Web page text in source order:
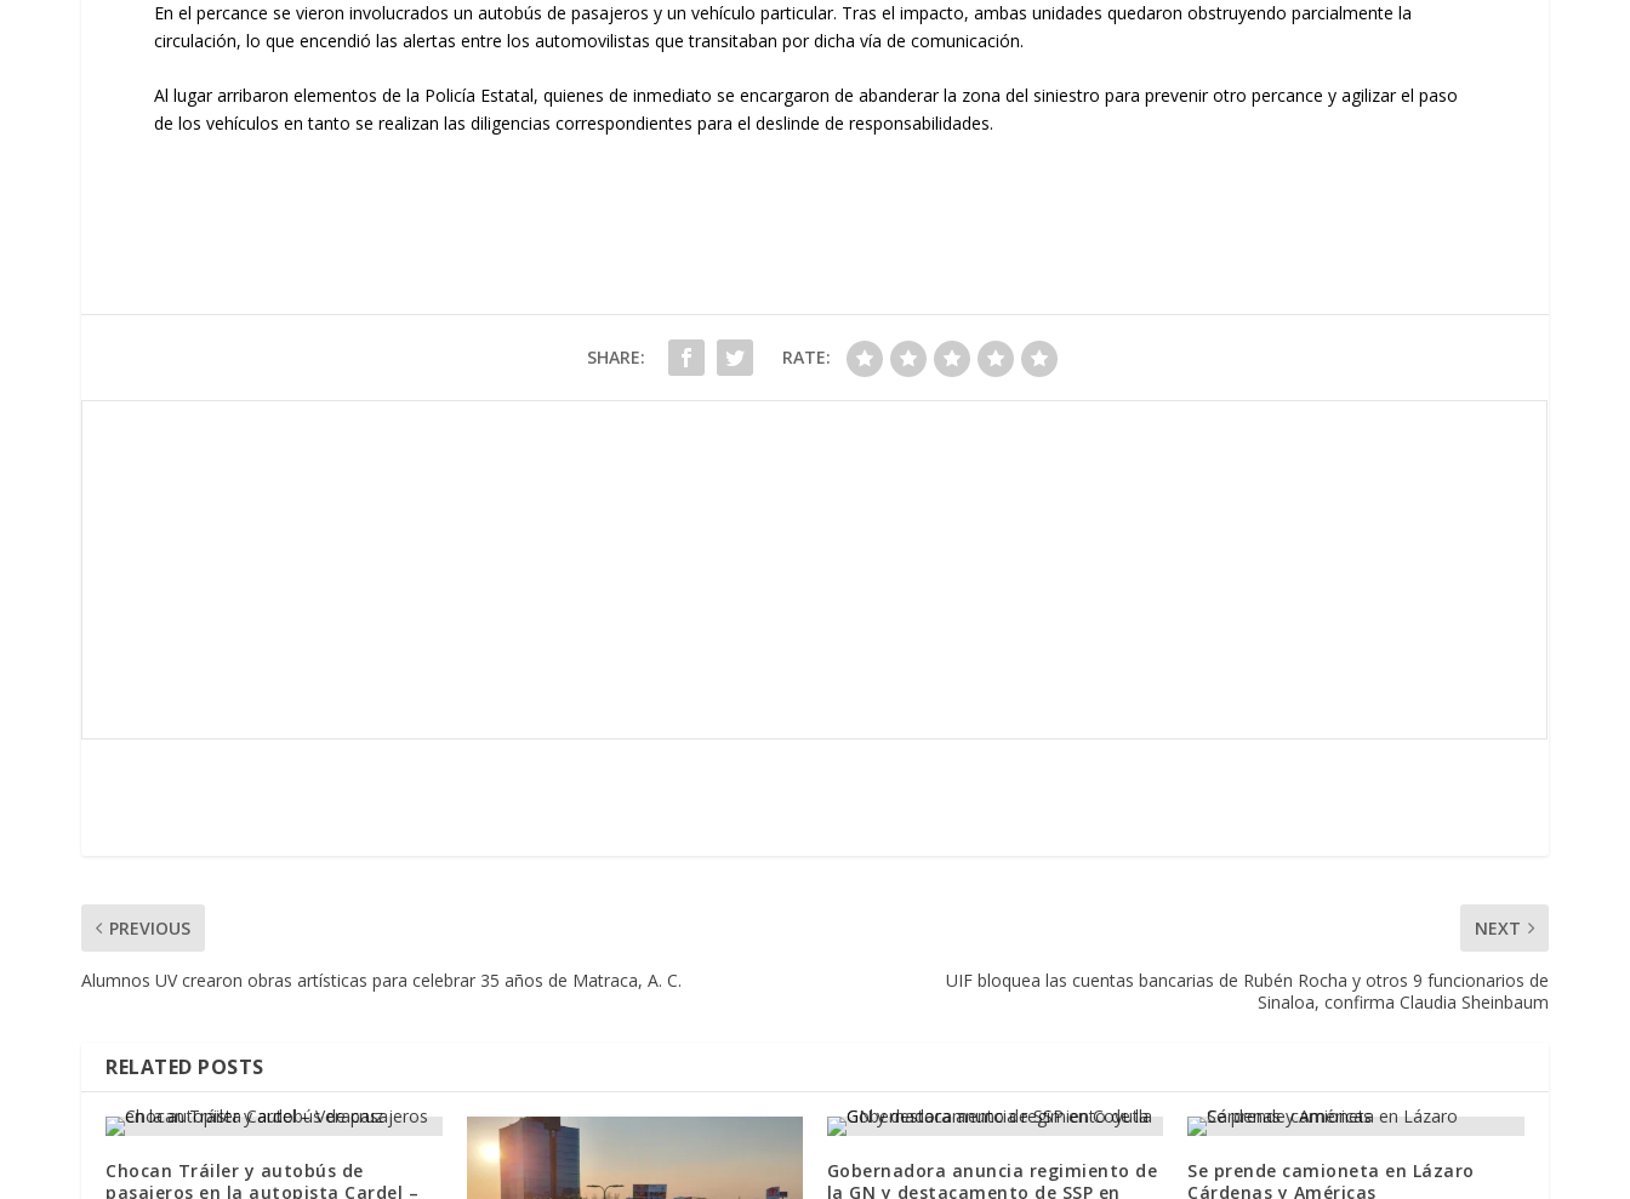
​En el percance se vieron involucrados un autobús de pasajeros y un vehículo particular. Tras el impacto, ambas unidades quedaron obstruyendo parcialmente la
circulación, lo que encendió las alertas entre los automovilistas que transitaban por dicha vía de comunicación.
​Al lugar arribaron elementos de la Policía Estatal, quienes de inmediato se encargaron de abanderar la zona del siniestro para prevenir otro percance y agilizar el paso
de los vehículos en tanto se realizan las diligencias correspondientes para el deslinde de responsabilidades.
SHARE: RATE:
PREVIOUS
Alumnos UV crearon obras artísticas para celebrar 35 años de Matraca, A. C.
NEXT
UIF bloquea las cuentas bancarias de Rubén Rocha y otros 9 funcionarios de
Sinaloa, confirma Claudia Sheinbaum
RELATED POSTS
Chocan Tráiler y autobús de
pasajeros en la autopista Cardel –
Gobernadora anuncia regimiento de
la GN y destacamento de SSP en
Se prende camioneta en Lázaro
Cárdenas y Américas